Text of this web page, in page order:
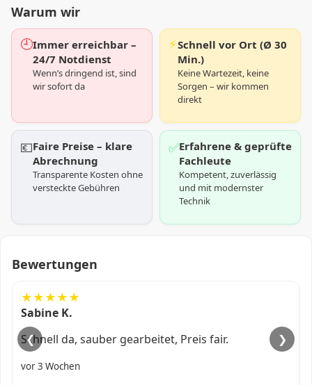
Warum wir
🕘Immer erreichbar –
24/7 Notdienst
Wenn’s dringend ist, sind
wir sofort da
⚡Schnell vor Ort (Ø 30
Min.)
Keine Wartezeit, keine
Sorgen – wir kommen
direkt
💶Faire Preise – klare
Abrechnung
Transparente Kosten ohne
versteckte Gebühren
✅Erfahrene & geprüfte
Fachleute
Kompetent, zuverlässig
und mit modernster
Technik
Bewertungen
★★★★★
Ali R.
Kam fix, alles professionell erledigt.
vor 1 Monat
❮ ❯